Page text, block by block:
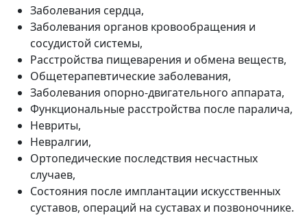
Заболевания сердца,
Заболевания органов кровообращения и
сосудистой системы,
Расстройства пищеварения и обмена веществ,
Общетерапевтические заболевания,
Заболевания опорно-двигательного аппарата,
Функциональные расстройства после паралича,
Невриты,
Невралгии,
Ортопедические последствия несчастных
случаев,
Состояния после имплантации искусственных
суставов, операций на суставах и позвоночнике.